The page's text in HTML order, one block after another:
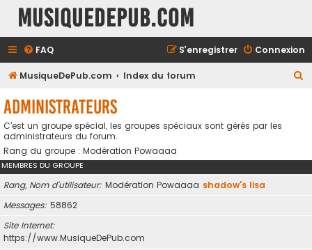
MusiqueDePub.com
FAQ Connexion
S’enregistrer
MusiqueDePub.com Index du forum
Administrateurs
C’est un groupe spécial, les groupes spéciaux sont gérés par les
administrateurs du forum.
Rang du groupe : Modération Powaaaa
MEMBRES DU GROUPE
Rang, Nom d’utilisateur Modération Powaaaa shadow's lisa
Messages 58862
Site Internet
https://www.MusiqueDePub.com